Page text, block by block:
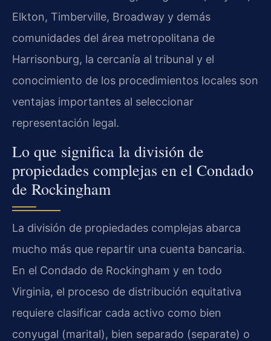
Elkton, Timberville, Broadway y demás
comunidades del área metropolitana de
Harrisonburg, la cercanía al tribunal y el
conocimiento de los procedimientos locales son
ventajas importantes al seleccionar
representación legal.
Lo que significa la división de
propiedades complejas en el Condado
de Rockingham
La división de propiedades complejas abarca
mucho más que repartir una cuenta bancaria.
En el Condado de Rockingham y en todo
Virginia, el proceso de distribución equitativa
requiere clasificar cada activo como bien
conyugal (marital), bien separado (separate) o